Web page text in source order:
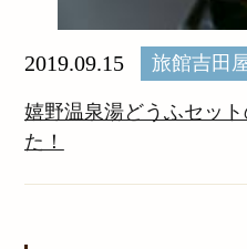
2019.09.15 旅館吉田
嬉野温泉湯どうふセッ
た！